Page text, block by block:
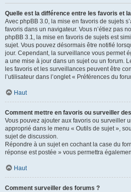
Quelle est la différence entre les favoris et
Avec phpBB 3.0, la mise en favoris de sujets
favoris dans un navigateur. Vous n’étiez pas
phpBB 3.1, la mise en favoris de sujets est
sujet. Vous pouvez désormais être notifié
jour. Cependant, la surveillance vous permet
a une mise à jour dans un sujet ou un forum.
les favoris et les surveillances peuvent être
l’utilisateur dans l’onglet « Préférences du
Haut
Comment mettre en favoris ou surveiller
Vous pouvez ajouter aux favoris ou surveiller
approprié dans le menu « Outils de sujet »,
sujet de discussion.
Répondre à un sujet en cochant la case du
réponse est postée » vous permettra
Haut
Comment surveiller des forums ?